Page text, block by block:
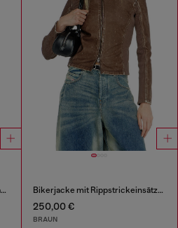
Geripptes T-Shirt mit Herz D-Wasserfarbe-Effekt Bikerjacke mit Rippstrickeinsätzen
250,00 €
BRAUN